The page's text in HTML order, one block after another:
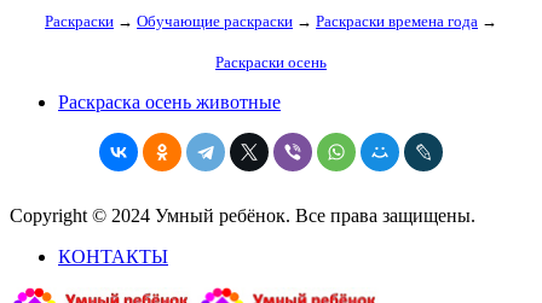
Раскраски → Обучающие раскраски → Раскраски времена года →
Раскраски осень
Раскраска осень животные
Copyright © 2024 Умный ребёнок. Все права защищены.
КОНТАКТЫ